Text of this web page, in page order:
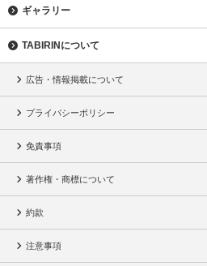
ギャラリー
TABIRINについて
広告・情報掲載について
プライバシーポリシー
免責事項
著作権・商標について
約款
注意事項